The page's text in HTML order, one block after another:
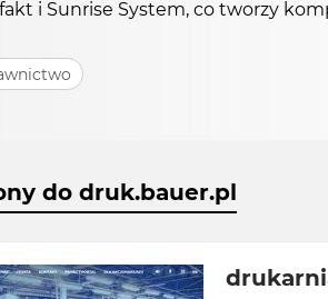
i Sunrise System, co tworzy
do druk.bauer.pl